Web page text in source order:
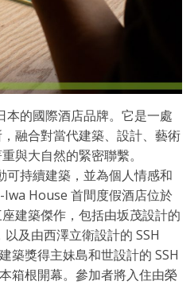
的國際酒店品牌。它是一處
融合對當代建築、設計、藝術
與大自然的緊密聯繫。
持續建築，並為個人情感和
House 首間度假酒店位於
建築傑作，包括由坂茂設計的
及由西澤立衛設計的 SSH
築獎得主妹島和世設計的 SSH
箱根開幕。參加者將入住由榮